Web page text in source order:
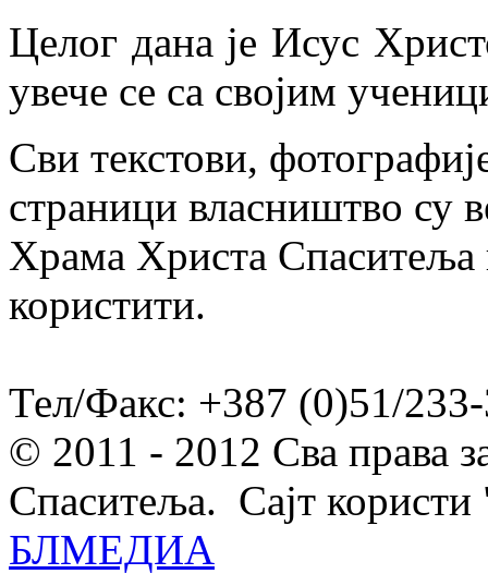
Целог дана је Исус
увече се са својим
Сви текстови,
страници власништво су
Храма Христа Спаситеља
користити.
Тел/Факс: +387 (0)51/
© 2011 - 2012 Сва права
Спаситеља. Сајт
БЛМЕДИА